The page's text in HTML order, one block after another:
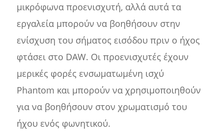
μικρόφωνα προενισχυτή, αλλά αυτά τα
εργαλεία μπορούν να βοηθήσουν στην
ενίσχυση του σήματος εισόδου πριν ο ήχος
φτάσει στο DAW. Οι προενισχυτές έχουν
μερικές φορές ενσωματωμένη ισχύ
Phantom και μπορούν να χρησιμοποιηθούν
για να βοηθήσουν στον χρωματισμό του
ήχου ενός φωνητικού.